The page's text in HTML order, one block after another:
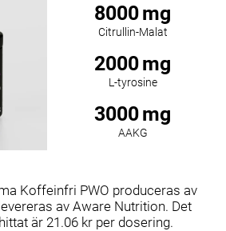
8000mg
Citrullin-Malat
2000mg
L-tyrosine
3000mg
AAKG
Koffeinfri PWO produceras av
av Aware Nutrition. Det
är 21.06 kr per dosering.